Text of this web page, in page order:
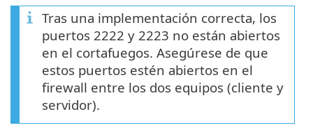
Tras una implementación correcta, los
puertos 2222 y 2223 no están abiertos
en el cortafuegos. Asegúrese de que
estos puertos estén abiertos en el
firewall entre los dos equipos (cliente y
servidor).